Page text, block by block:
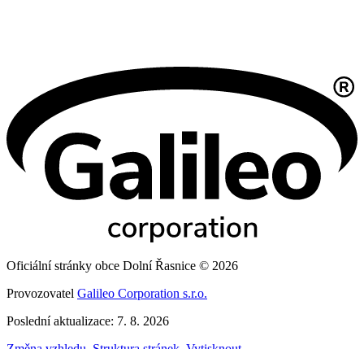
Oficiální stránky obce Dolní Řasnice © 2026
Provozovatel Galileo Corporation s.r.o.
Poslední aktualizace: 7. 8. 2026